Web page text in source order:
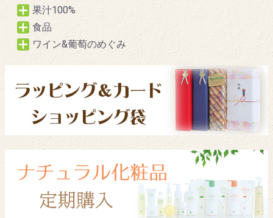
果汁100%
食品
ワイン&葡萄のめぐみ